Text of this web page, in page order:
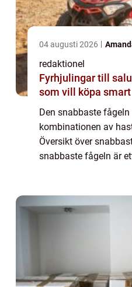
04 augusti 2026
redaktionel
Fyrhjulingar till salu en guide för dig
som vill köpa smart
Den snabbaste
kombinationen av
Översikt över
snabbaste fågeln är